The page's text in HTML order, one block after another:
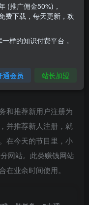
免费，注册简单 – 网
，测试APP,看视频
Life Points,
和推荐新用户注册为
并推荐新人注册，就
在今天的节目里，小
网站。此类赚钱网站
在业余时间使用。
(推广佣金50%)，
费下载，每天更新，欢
样的知识付费平台，
通会员 站长加盟